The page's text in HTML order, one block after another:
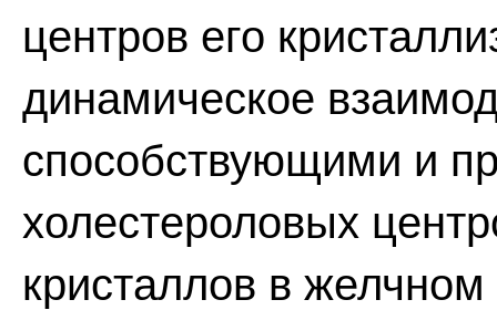
центров его
динамическое
способствующими и
холестероловых
кристаллов в